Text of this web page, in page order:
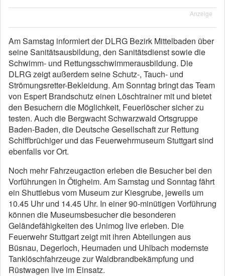
Anzeige
Am Samstag informiert der DLRG Bezirk Mittelbaden über
seine Sanitätsausbildung, den Sanitätsdienst sowie die
Schwimm- und Rettungsschwimmerausbildung. Die
DLRG zeigt außerdem seine Schutz-, Tauch- und
Strömungsretter-Bekleidung. Am Sonntag bringt das Team
von Espert Brandschutz einen Löschtrainer mit und bietet
den Besuchern die Möglichkeit, Feuerlöscher sicher zu
testen. Auch die Bergwacht Schwarzwald Ortsgruppe
Baden-Baden, die Deutsche Gesellschaft zur Rettung
Schiffbrüchiger und das Feuerwehrmuseum Stuttgart sind
ebenfalls vor Ort.
Noch mehr Fahrzeugaction erleben die Besucher bei den
Vorführungen in Ötigheim. Am Samstag und Sonntag fährt
ein Shuttlebus vom Museum zur Kiesgrube, jeweils um
10.45 Uhr und 14.45 Uhr. In einer 90-minütigen Vorführung
können die Museumsbesucher die besonderen
Geländefähigkeiten des Unimog live erleben. Die
Feuerwehr Stuttgart zeigt mit ihren Abteilungen aus
Büsnau, Degerloch, Heumaden und Uhlbach modernste
Tanklöschfahrzeuge zur Waldbrandbekämpfung und
Rüstwagen live im Einsatz.